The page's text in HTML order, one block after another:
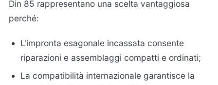
Din 85 rappresentano una scelta vantaggiosa
perché:
L'impronta esagonale incassata consente
riparazioni e assemblaggi compatti e ordinati;
La compatibilità internazionale garantisce la